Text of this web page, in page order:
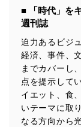
みを確実に
ます。また
措置を講じ
法令遵守
当社は、個
その他の規
に、これ
す。
■ 「時代」を
週刊誌
迫力あるビジ
経済、事件、
までカバーし
点を提示して
イエット、食
いテーマに取
なる方向から